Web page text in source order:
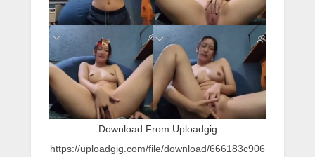
가
는
년
Download From Uploadgig
https://uploadgig.com/file/download/666183c906